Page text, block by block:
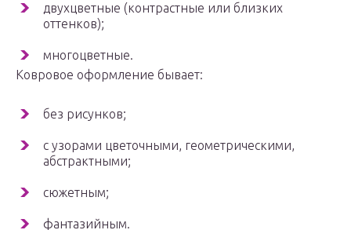
двухцветные (контрастные или близких
оттенков);
многоцветные.
Ковровое оформление бывает:
без рисунков;
с узорами цветочными, геометрическими,
абстрактными;
сюжетным;
фантазийным.